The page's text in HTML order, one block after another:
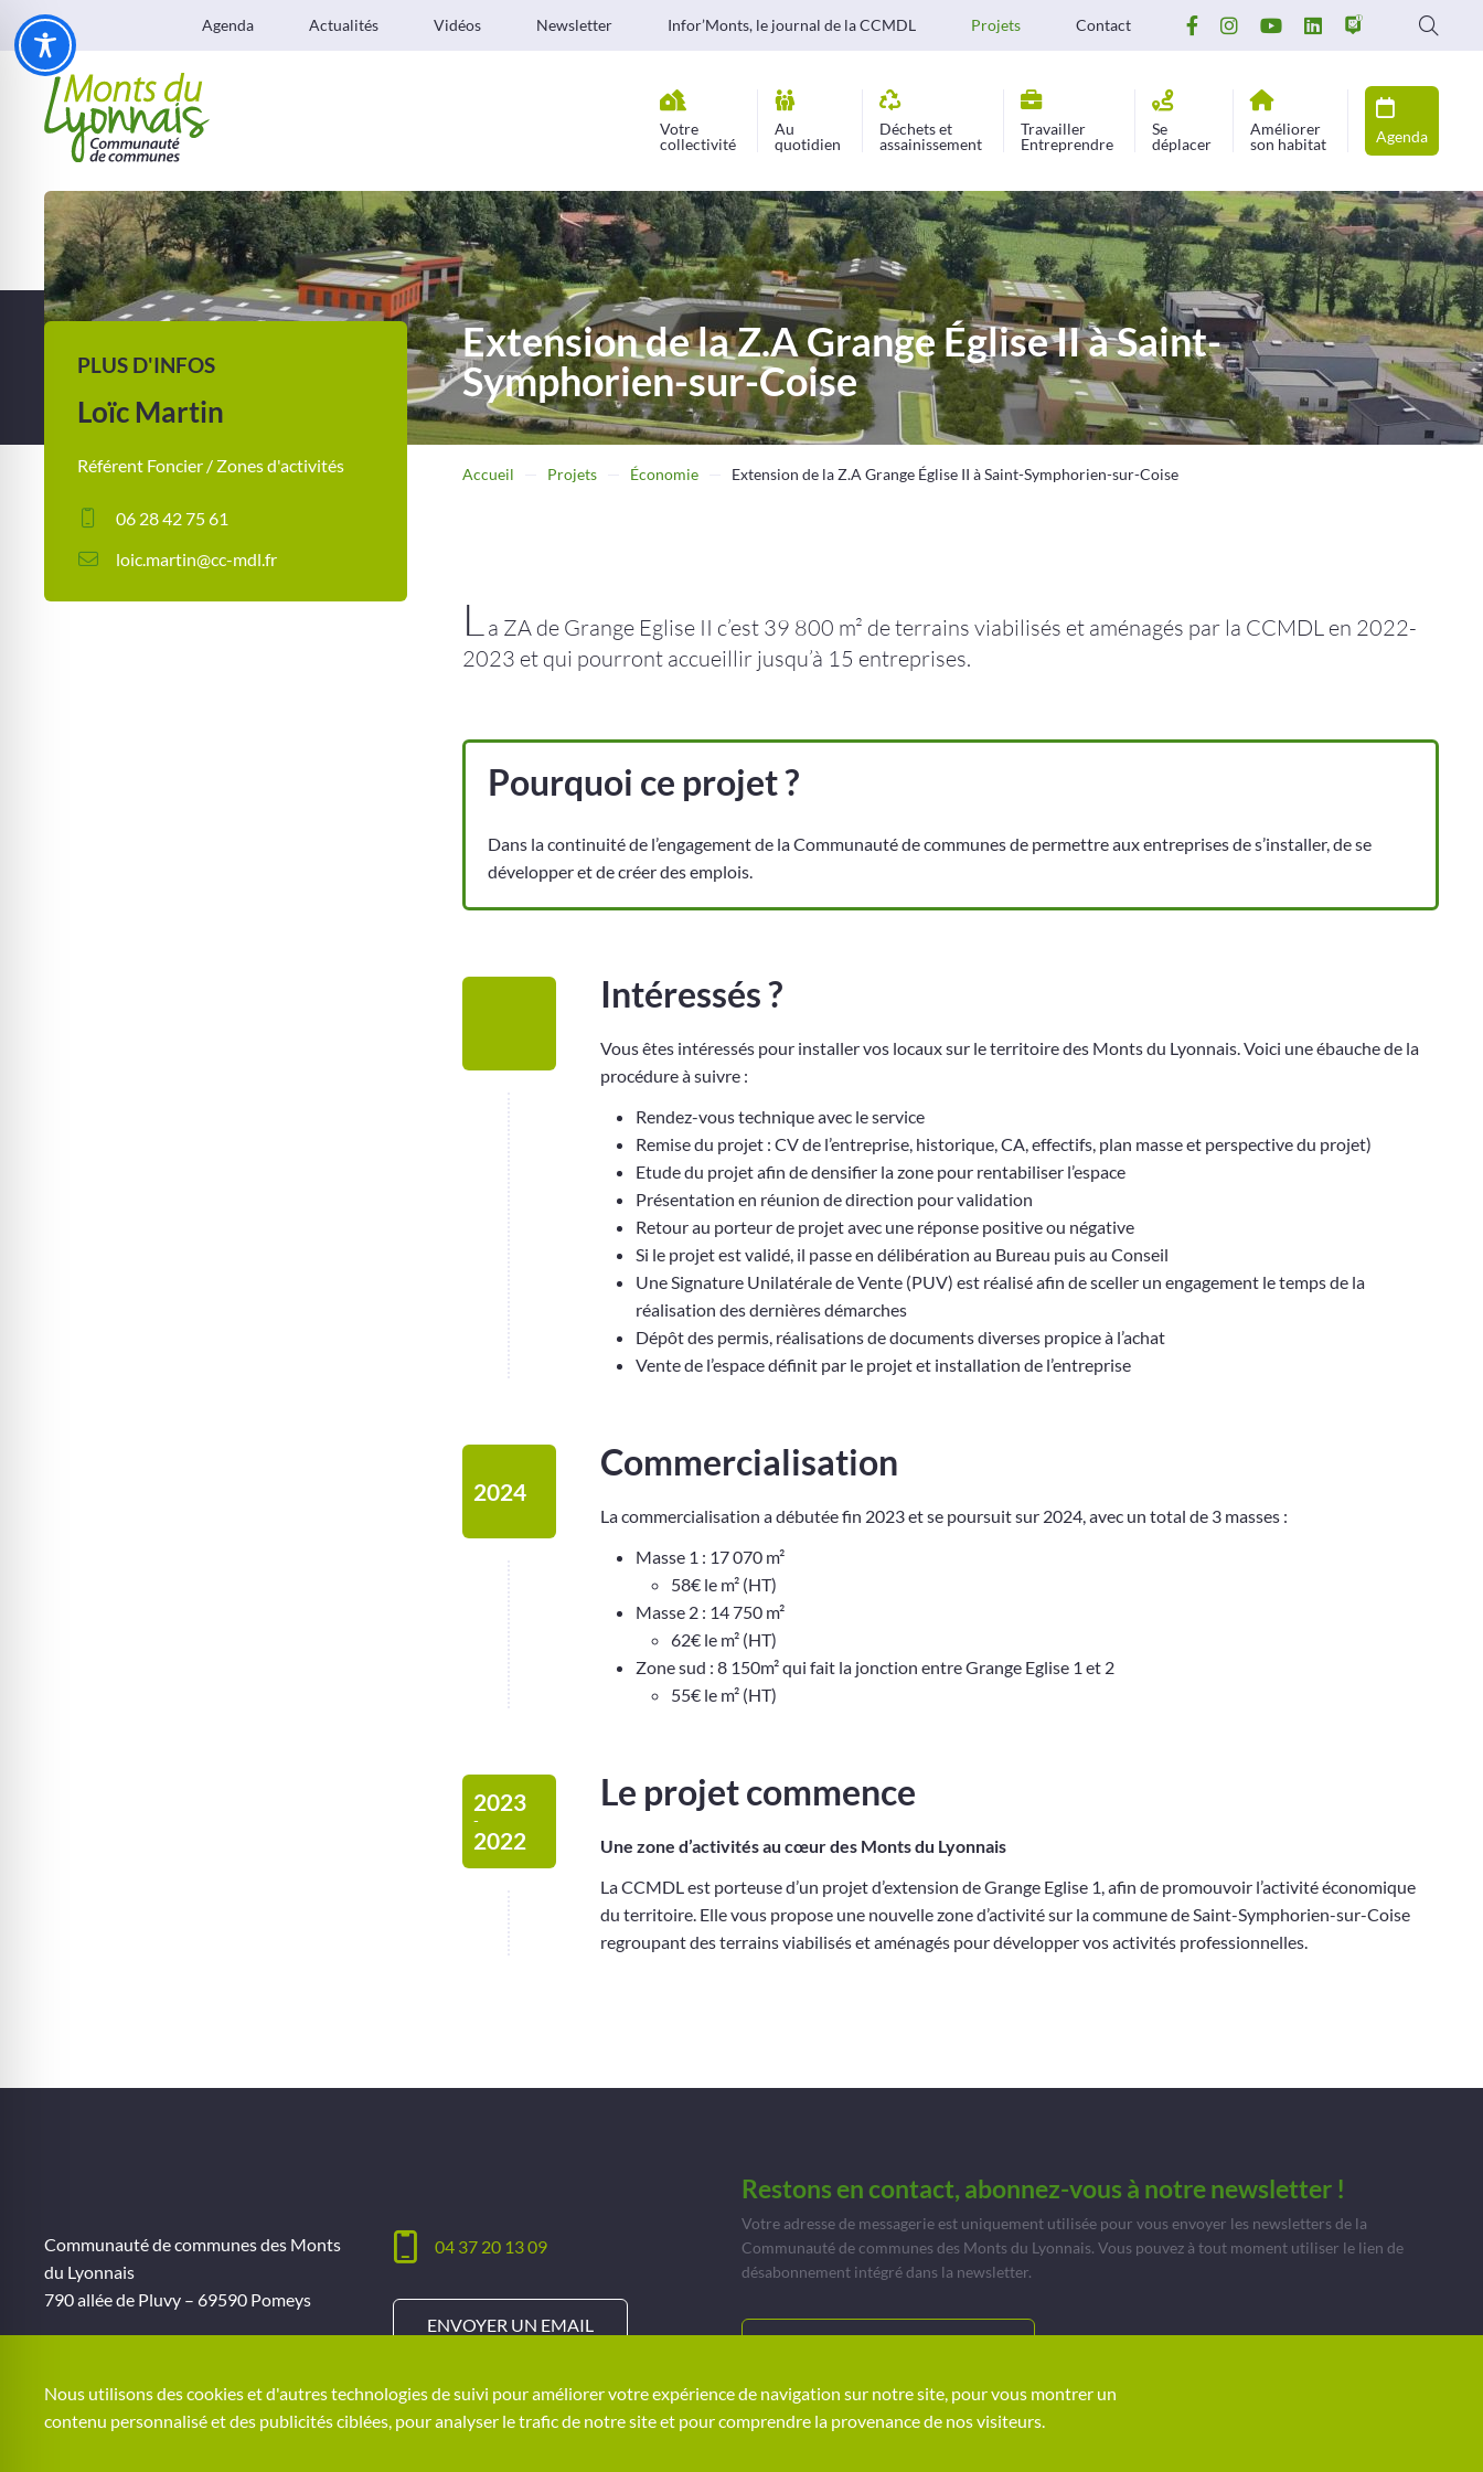
Agenda Actualités Vidéos Newsletter Infor’Monts, le journal de la CCMDL Projets Contact
Votre
collectivité
Au
quotidien
Déchets et
assainissement
Travailler
Entreprendre
Se
déplacer
Améliorer
son habitat
Agenda
Extension de la Z.A Grange Église II à Saint-
Symphorien-sur-Coise
Accueil Projets Économie Extension de la Z.A Grange Église II à Saint-Symphorien-sur-Coise
L
a ZA de Grange Eglise II c’est 39 800 m² de terrains viabilisés et aménagés par la CCMDL en 2022-
2023 et qui pourront accueillir jusqu’à 15 entreprises.
Pourquoi ce projet ?
Dans la continuité de l’engagement de la Communauté de communes de permettre aux entreprises de s’installer, de se
développer et de créer des emplois.
Intéressés ?
Vous êtes intéressés pour installer vos locaux sur le territoire des Monts du Lyonnais. Voici une ébauche de la
procédure à suivre :
Rendez-vous technique avec le service
Remise du projet : CV de l’entreprise, historique, CA, effectifs, plan masse et perspective du projet)
Etude du projet afin de densifier la zone pour rentabiliser l’espace
Présentation en réunion de direction pour validation
Retour au porteur de projet avec une réponse positive ou négative
Si le projet est validé, il passe en délibération au Bureau puis au Conseil
Une Signature Unilatérale de Vente (PUV) est réalisé afin de sceller un engagement le temps de la
réalisation des dernières démarches
Dépôt des permis, réalisations de documents diverses propice à l’achat
Vente de l’espace définit par le projet et installation de l’entreprise
2024
Commercialisation
La commercialisation a débutée fin 2023 et se poursuit sur 2024, avec un total de 3 masses :
Masse 1 : 17 070 m²
58€ le m² (HT)
Masse 2 : 14 750 m²
62€ le m² (HT)
Zone sud : 8 150m² qui fait la jonction entre Grange Eglise 1 et 2
55€ le m² (HT)
2023
-
2022
Le projet commence
Une zone d’activités au cœur des Monts du Lyonnais
La CCMDL est porteuse d’un projet d’extension de Grange Eglise 1, afin de promouvoir l’activité économique
du territoire. Elle vous propose une nouvelle zone d’activité sur la commune de Saint-Symphorien-sur-Coise
regroupant des terrains viabilisés et aménagés pour développer vos activités professionnelles.
PLUS D'INFOS
Loïc Martin
Référent Foncier / Zones d'activités
06 28 42 75 61
loic.martin@cc-mdl.fr
Communauté de communes des Monts
du Lyonnais
790 allée de Pluvy – 69590 Pomeys
Ouverture du lundi au vendredi
04 37 20 13 09
ENVOYER UN EMAIL
Restons en contact, abonnez-vous à notre newsletter !
Votre adresse de messagerie est uniquement utilisée pour vous envoyer les newsletters de la
Communauté de communes des Monts du Lyonnais. Vous pouvez à tout moment utiliser le lien de
désabonnement intégré dans la newsletter.
Nous utilisons des cookies et d'autres technologies de suivi pour améliorer votre expérience de navigation sur notre site, pour vous montrer un
contenu personnalisé et des publicités ciblées, pour analyser le trafic de notre site et pour comprendre la provenance de nos visiteurs.